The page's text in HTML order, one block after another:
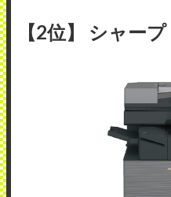
【2位】 シャー